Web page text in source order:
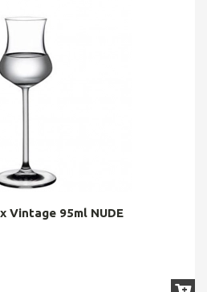
Vintage 95ml NUDE